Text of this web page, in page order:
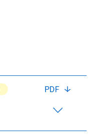
PDF